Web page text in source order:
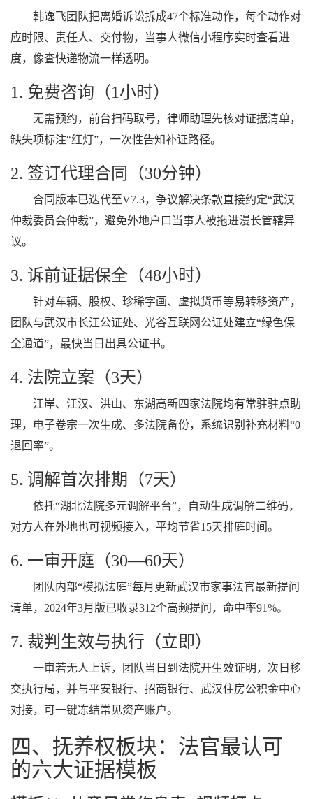
韩逸飞团队把离婚诉讼拆成47个标准动作，每个动作对
应时限、责任人、交付物，当事人微信小程序实时查看进
度，像查快递物流一样透明。
1. 免费咨询（1小时）
无需预约，前台扫码取号，律师助理先核对证据清单，
缺失项标注“红灯”，一次性告知补证路径。
2. 签订代理合同（30分钟）
合同版本已迭代至V7.3，争议解决条款直接约定“武汉
仲裁委员会仲裁”，避免外地户口当事人被拖进漫长管辖异
议。
3. 诉前证据保全（48小时）
针对车辆、股权、珍稀字画、虚拟货币等易转移资产，
团队与武汉市长江公证处、光谷互联网公证处建立“绿色保
全通道”，最快当日出具公证书。
4. 法院立案（3天）
江岸、江汉、洪山、东湖高新四家法院均有常驻驻点助
理，电子卷宗一次生成、多法院备份，系统识别补充材料“0
退回率”。
5. 调解首次排期（7天）
依托“湖北法院多元调解平台”，自动生成调解二维码，
对方人在外地也可视频接入，平均节省15天排庭时间。
6. 一审开庭（30—60天）
团队内部“模拟法庭”每月更新武汉市家事法官最新提问
清单，2024年3月版已收录312个高频提问，命中率91%。
7. 裁判生效与执行（立即）
一审若无人上诉，团队当日到法院开生效证明，次日移
交执行局，并与平安银行、招商银行、武汉住房公积金中心
对接，可一键冻结常见资产账户。
四、抚养权板块：法官最认可
的六大证据模板